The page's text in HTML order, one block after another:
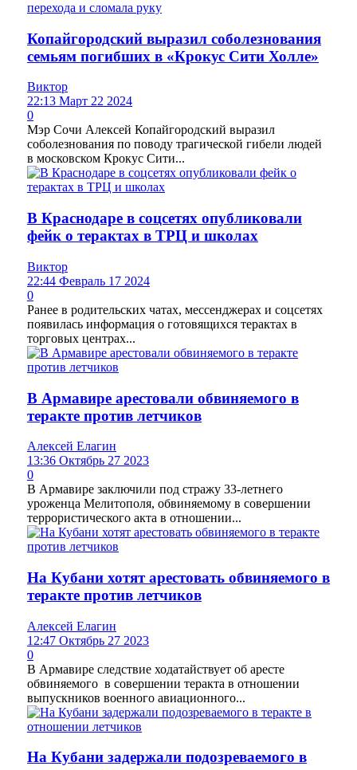
Копайгородский выразил соболезнования
семьям погибших в «Крокус Сити Холле»
Виктор
22:13 Март 22 2024
0
Мэр Сочи Алексей Копайгородский выразил
соболезнования по поводу трагической гибели людей
в московском Крокус Сити...
В Краснодаре в соцсетях опубликовали
фейк о терактах в ТРЦ и школах
Виктор
22:44 Февраль 17 2024
0
Ранее в родительских чатах, мессенджерах и соцсетях
появилась информация о готовящихся терактах в
торговых центрах...
В Армавире арестовали обвиняемого в
теракте против летчиков
Алексей Елагин
13:36 Октябрь 27 2023
0
В Армавире заключили под стражу 33-летнего
уроженца Мелитополя, обвиняемому в совершении
террористического акта в отношении...
На Кубани хотят арестовать обвиняемого в
теракте против летчиков
Алексей Елагин
12:47 Октябрь 27 2023
0
В Армавире следствие ходатайствует об аресте
обвиняемого в совершении теракта в отношении
выпускников военного авиационного...
На Кубани задержали подозреваемого в